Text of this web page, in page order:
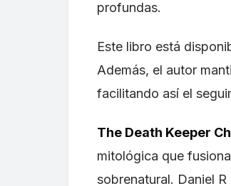
profundas.
Este libro está
Además, el autor
facilitando así el
The Death Keeper
mitológica que
sobrenatural. Daniel